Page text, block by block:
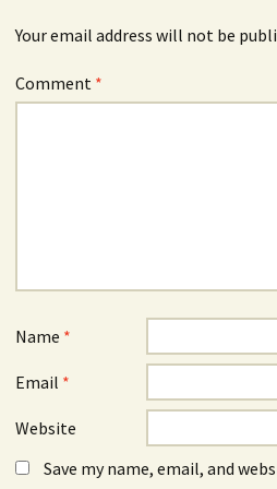
Your email address will not be
Comment *
Name *
Email *
Website
Save my name, email, and